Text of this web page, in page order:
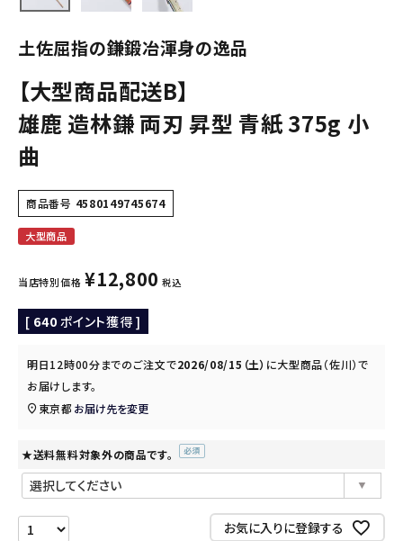
土佐屈指の鎌鍛冶渾身の逸品
【大型商品配送B】
雄鹿 造林鎌 両刃 昇型 青紙 375g 小
曲
商品番号 4580149745674
大型商品
当店特別価格 ¥12,800 税込
[ 640 ポイント獲得 ]
明日12時00分までのご注文で2026/08/15（土） に大型商品（佐川）で
お届けします。
東京都 お届け先を変更
★送料無料対象外の商品です。
お気に入りに登録する